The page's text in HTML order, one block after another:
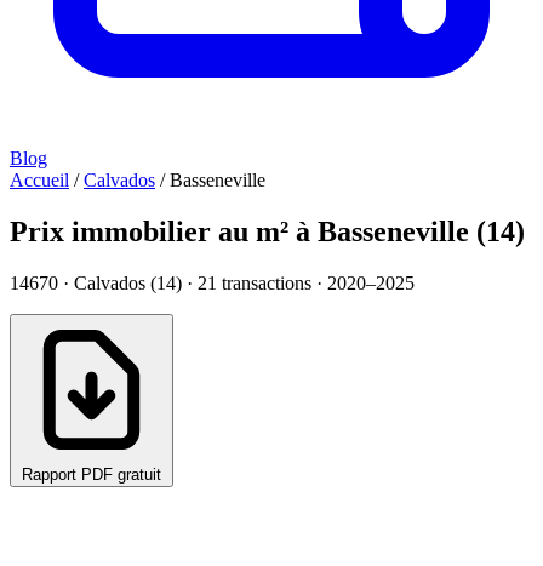
Blog
Accueil / Calvados / Basseneville
Prix immobilier au m² à Basseneville (14)
14670 · Calvados (14) · 21 transactions · 2020–2025
Rapport PDF gratuit